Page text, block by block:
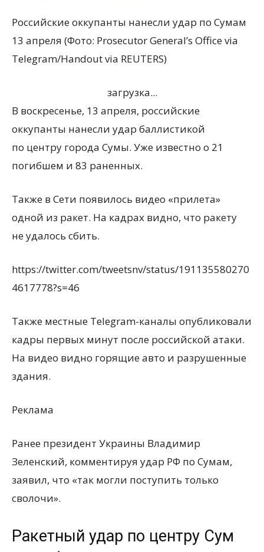
Российские оккупанты нанесли удар по Сумам
13 апреля (Фото: Prosecutor General’s Office via
Telegram/Handout via REUTERS)
загрузка...
В воскресенье, 13 апреля, российские
оккупанты нанесли удар баллистикой
по центру города Сумы. Уже известно о 21
погибшем и 83 раненных.
Также в Сети появилось видео «прилета»
одной из ракет. На кадрах видно, что ракету
не удалось сбить.
https://twitter.com/tweetsnv/status/191135580270
4617778?s=46
Также местные Telegram-каналы опубликовали
кадры первых минут после российской атаки.
На видео видно горящие авто и разрушенные
здания.
Реклама
Ранее президент Украины Владимир
Зеленский, комментируя удар РФ по Сумам,
заявил, что «так могли поступить только
сволочи».
Ракетный удар по центру Сум